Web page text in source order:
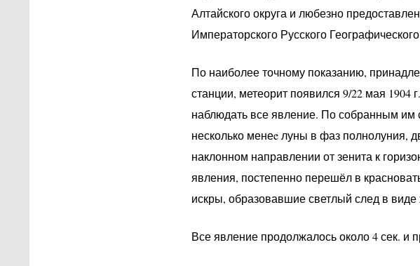
Алтайского округа и любезно
Императорского Русского
По наиболее точному показанию,
станции, метеорит появился 9/22 мая
наблюдать все явление. По собранным им
несколько менеe луны в фаз полнолуния,
наклонном направлении от зенита к
явления, постепенно перешёл в
искры, образовавшие светлый след в виде
Все явление продолжалось около 4 сек. и